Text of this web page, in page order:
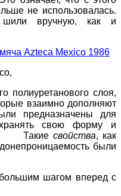
не использовалась.
вручную, как и
слоя,
взаимно дополняют
для
свою форму и
Такиесвойства, как
были
шагом вперед с